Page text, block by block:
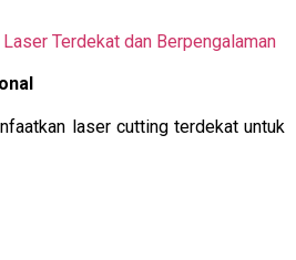
Terdekat dan Berpengalaman
laser cutting terdekat untuk